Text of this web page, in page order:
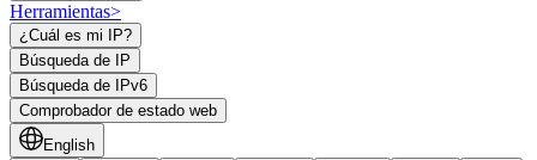
Herramientas>
¿Cuál es mi IP?
Búsqueda de IP
Búsqueda de IPv6
Comprobador de estado web
English